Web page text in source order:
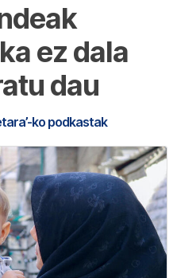
ez dala
dau
ko podkastak